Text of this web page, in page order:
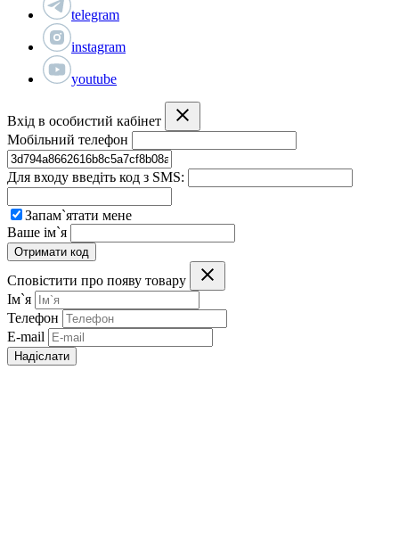
telegram
instagram
youtube
Вхід в особистий кабінет
Мобільний телефон
Для входу введіть код з SMS:
Запам`ятати мене
Ваше ім`я
Отримати код
Сповістити про появу товару
Ім`я
Телефон
E-mail
Надіслати